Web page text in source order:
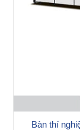
Bàn thí